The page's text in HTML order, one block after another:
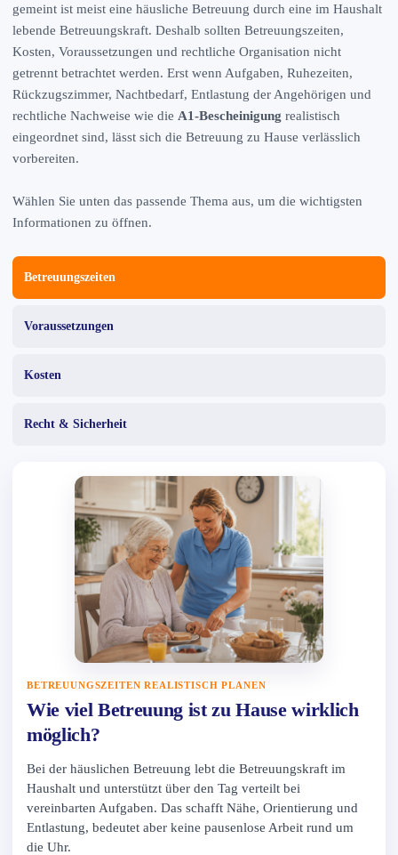
gemeint ist meist eine häusliche Betreuung durch eine im Haushalt
lebende Betreuungskraft. Deshalb sollten Betreuungszeiten,
Kosten, Voraussetzungen und rechtliche Organisation nicht
getrennt betrachtet werden. Erst wenn Aufgaben, Ruhezeiten,
Rückzugszimmer, Nachtbedarf, Entlastung der Angehörigen und
rechtliche Nachweise wie die A1-Bescheinigung realistisch
eingeordnet sind, lässt sich die Betreuung zu Hause verlässlich
vorbereiten.
Wählen Sie unten das passende Thema aus, um die wichtigsten
Informationen zu öffnen.
Betreuungszeiten
Voraussetzungen
Kosten
Recht & Sicherheit
BETREUUNGSZEITEN REALISTISCH PLANEN
Wie viel Betreuung ist zu Hause wirklich
möglich?
Bei der häuslichen Betreuung lebt die Betreuungskraft im
Haushalt und unterstützt über den Tag verteilt bei
vereinbarten Aufgaben. Das schafft Nähe, Orientierung und
Entlastung, bedeutet aber keine pausenlose Arbeit rund um
die Uhr.